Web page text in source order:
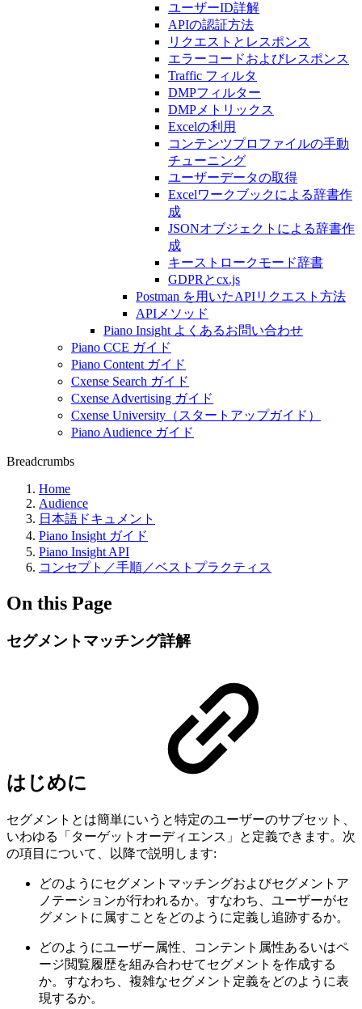
ユーザーID詳解
APIの認証方法
リクエストとレスポンス
エラーコードおよびレスポンス
Traffic フィルタ
DMPフィルター
DMPメトリックス
Excelの利用
コンテンツプロファイルの手動
チューニング
ユーザーデータの取得
Excelワークブックによる辞書作
成
JSONオブジェクトによる辞書作
成
キーストロークモード辞書
GDPRとcx.js
Postman を用いたAPIリクエスト方法
APIメソッド
Piano Insight よくあるお問い合わせ
Piano CCE ガイド
Piano Content ガイド
Cxense Search ガイド
Cxense Advertising ガイド
Cxense University（スタートアップガイド）
Piano Audience ガイド
Breadcrumbs
Home
Audience
日本語ドキュメント
Piano Insight ガイド
Piano Insight API
コンセプト／手順／ベストプラクティス
On this Page
セグメントマッチング詳解
はじめに
セグメントとは簡単にいうと特定のユーザーのサブセット、
いわゆる「ターゲットオーディエンス」と定義できます。次
の項目について、以降で説明します:
どのようにセグメントマッチングおよびセグメントア
ノテーションが行われるか。すなわち、ユーザーがセ
グメントに属すことをどのように定義し追跡するか。
どのようにユーザー属性、コンテント属性あるいはペ
ージ閲覧履歴を組み合わせてセグメントを作成する
か。すなわち、複雑なセグメント定義をどのように表
現するか。